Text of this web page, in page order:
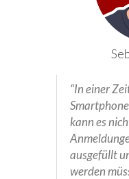
“In einer
kann es
ausgefüllt
werden